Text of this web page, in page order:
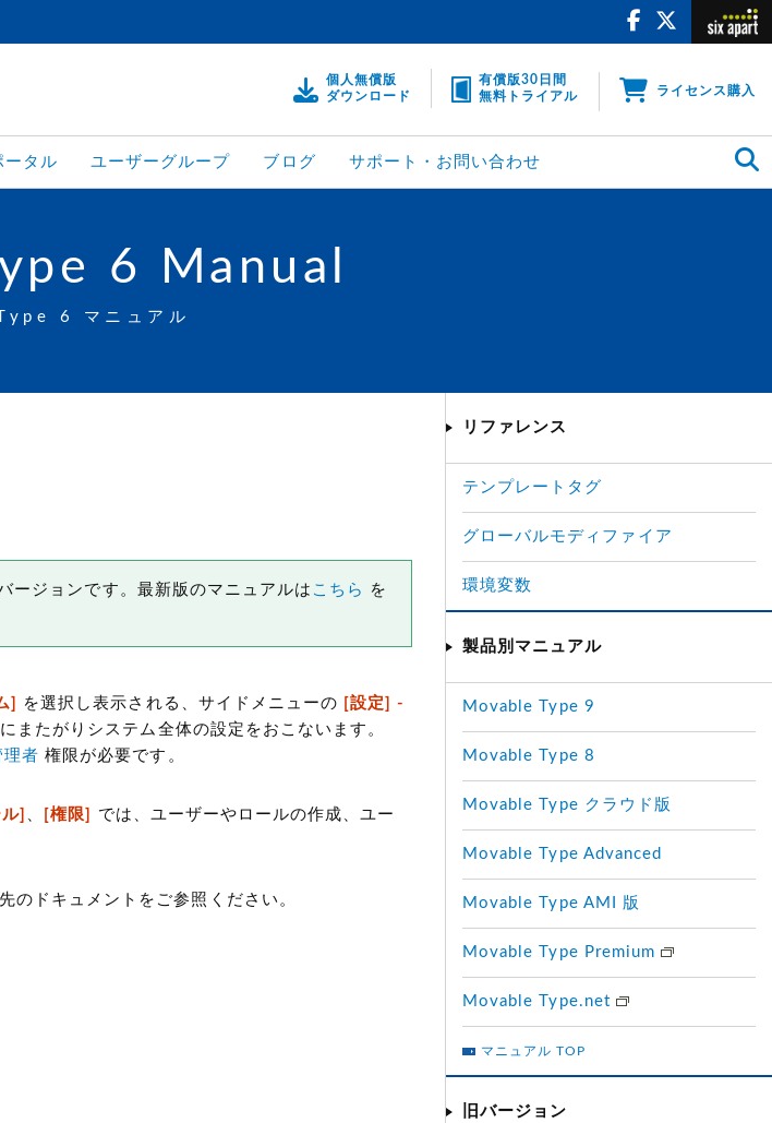
個人無償版
ダウンロード
有償版30日間
無料トライアル
ライセンス購入
ータル ユーザーグループ ブログ サポート・お問い合わせ
6 Manual
6 マニュアル
ージョンです。最新版のマニュアルは こちら
を
] を選択し表示される、サイドメニューの [設定] -
またがりシステム全体の設定をおこないます。
理者 権限が必要です。
] 、 [権限]
では、ユーザーやロールの作成、ユー
のドキュメントをご参照ください。
リファレンス
テンプレートタグ
グローバルモディファイア
環境変数
製品別マニュアル
Movable Type 9
Movable Type 8
Movable Type クラウド版
Movable Type Advanced
Movable Type AMI 版
Movable Type Premium
Movable Type.net
マニュアル TOP
旧バージョン